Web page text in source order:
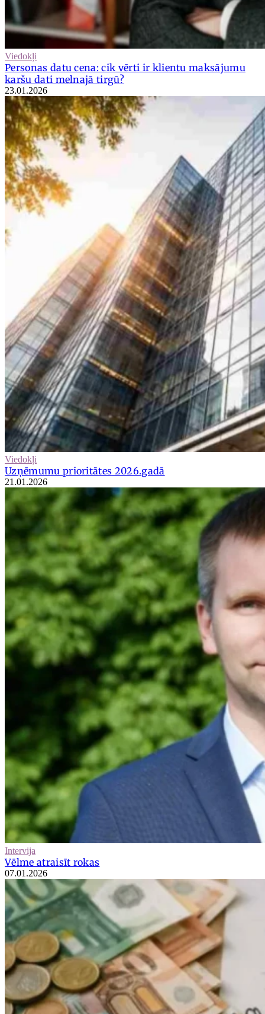
Viedokļi
Personas datu cena: cik vērti ir klientu maksājumu
karšu dati melnajā tirgū?
23.01.2026
Viedokļi
Uzņēmumu prioritātes 2026.gadā
21.01.2026
Intervija
Vēlme atraisīt rokas
07.01.2026